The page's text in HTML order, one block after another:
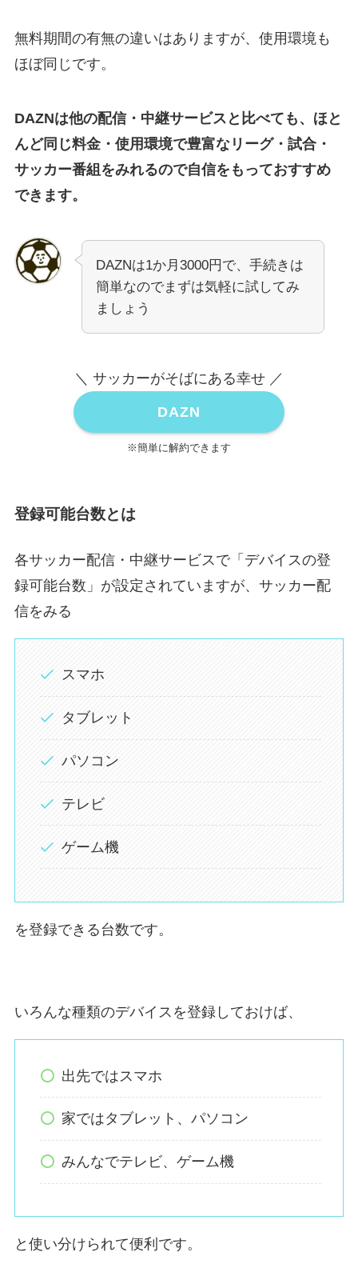
無料期間の有無の違いはありますが、使用環境も
ほぼ同じです。
DAZNは他の配信・中継サービスと比べても、ほと
んど同じ料金・使用環境で豊富なリーグ・試合・
サッカー番組をみれるので自信をもっておすすめ
できます。
DAZNは1か月3000円で、手続きは
簡単なのでまずは気軽に試してみ
ましょう
＼ サッカーがそばにある幸せ ／
DAZN
※簡単に解約できます
登録可能台数とは
各サッカー配信・中継サービスで「デバイスの登
録可能台数」が設定されていますが、サッカー配
信をみる
スマホ
タブレット
パソコン
テレビ
ゲーム機
を登録できる台数です。
いろんな種類のデバイスを登録しておけば、
出先ではスマホ
家ではタブレット、パソコン
みんなでテレビ、ゲーム機
と使い分けられて便利です。